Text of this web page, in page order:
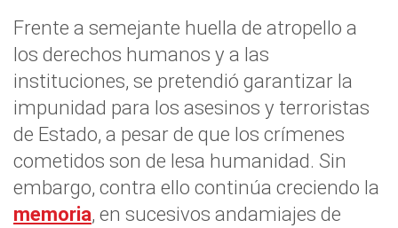
Frente a semejante huella de atropello a
los derechos humanos y a las
instituciones, se pretendió garantizar la
impunidad para los asesinos y terroristas
de Estado, a pesar de que los crímenes
cometidos son de lesa humanidad. Sin
embargo, contra ello continúa creciendo la
memoria, en sucesivos andamiajes de